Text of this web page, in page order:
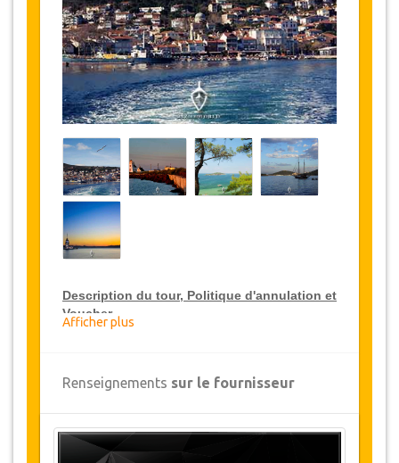
Description du tour, Politique d'annulation et
Voucher
JazicoWorld offre une réduction de 15% sur le
Package Tour VIP sur toute la Turquie, cliquez
sur le lien ci-dessus, "Aller aux détails du
service" pour acheter votre service de réduction
Afficher plus
Renseignements sur le fournisseur